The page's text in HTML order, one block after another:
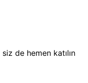
de hemen katılın